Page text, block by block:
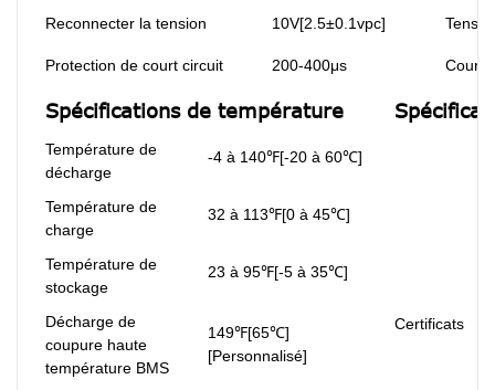
Reconnecter la tension 10V[2.5±0.1vpc]
Protection de court circuit 200-400μs
Spécifications de température
Température de
décharge
-4 à 140℉[-20 à 60℃]
Certificats
Température de
charge
32 à 113℉[0 à 45℃]
Température de
stockage
23 à 95℉[-5 à 35℃]
Décharge de
coupure haute
température BMS
149℉[65℃]
[Personnalisé]